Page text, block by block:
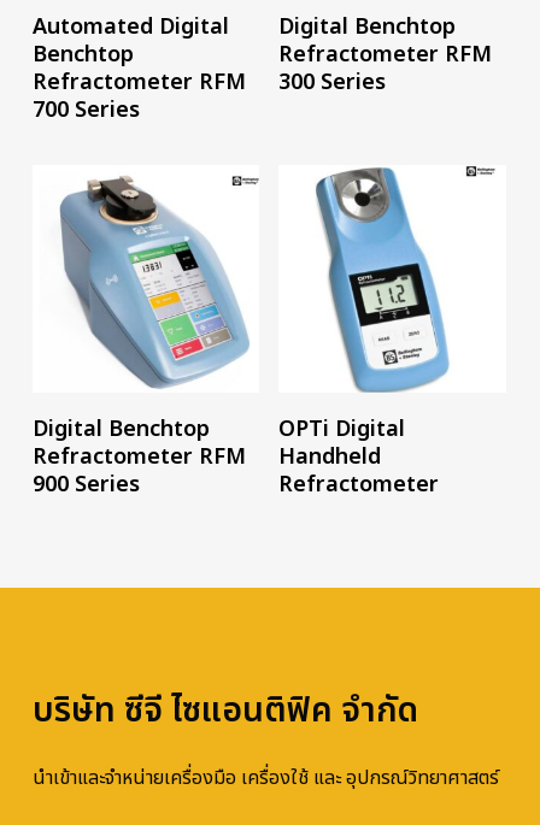
อ่านเพิ่ม
Automated Digital
Benchtop
Refractometer RFM
700 Series
อ่านเพิ่ม
Digital Benchtop
Refractometer RFM
300 Series
อ่านเพิ่ม
Digital Benchtop
Refractometer RFM
900 Series
อ่านเพิ่ม
OPTi Digital
Handheld
Refractometer
บริษัท ซีจี ไซแอนติฟิค จำกัด
นำเข้าและจำหน่ายเครื่องมือ เครื่องใช้ และ อุปกรณ์วิทยาศาสตร์